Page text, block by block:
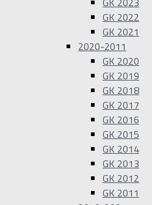
GK 2022
GK 2021
2020-2011
GK 2020
GK 2019
GK 2018
GK 2017
GK 2016
GK 2015
GK 2014
GK 2013
GK 2012
GK 2011